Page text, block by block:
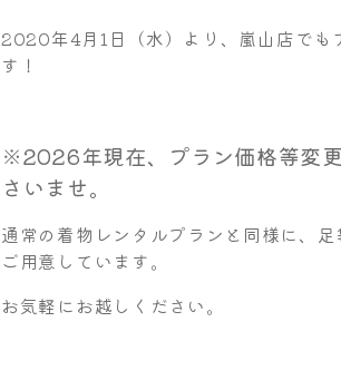
2020年4月1日（水）より、嵐山店でも
す！
※2026年現在、プラン価格等変
さいませ。
通常の着物レンタルプランと同様に、
ご用意しています。
お気軽にお越しください。